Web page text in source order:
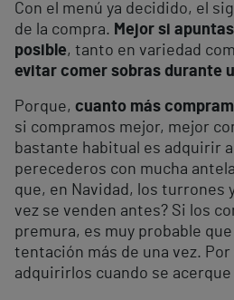
Con el menú ya decidido, el
de la compra. Mejor si
posible, tanto en variedad
evitar comer sobras durante
Porque, cuanto más
si compramos mejor, mejor
bastante habitual es adquirir
perecederos con mucha
que, en Navidad, los turrones
vez se venden antes? Si los
premura, es muy probable
tentación más de una vez.
adquirirlos cuando se acerque